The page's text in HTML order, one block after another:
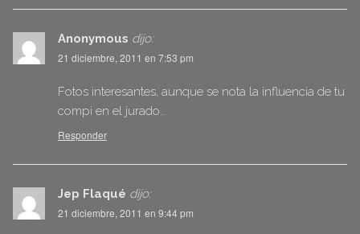
Anonymous dijo:
21 diciembre, 2011 en 7:53 pm
Fotos interesantes, aunque se nota la influencia de tu
compi en el jurado…
Responder
Jep Flaqué dijo:
21 diciembre, 2011 en 9:44 pm